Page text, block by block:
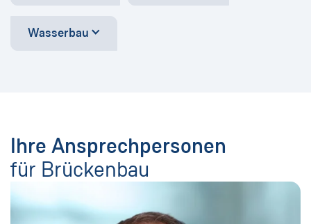
Wasserbau
Ihre Ansprechpersonen
für Brückenbau